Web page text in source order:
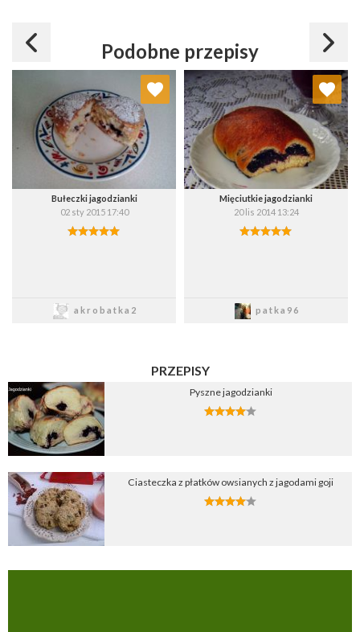
Podobne przepisy
Bułeczki jagodzianki
02 sty 2015 17:40
akrobatka2
Dodaj do ulubionych
Wybierz listę:
Mięciutkie jagodzianki
20 lis 2014 13:24
patka96
Dodaj do ulubionych
Wybierz listę:
Zapisz
PRZEPISY
Pyszne jagodzianki
Ciasteczka z płatków owsianych z jagodami goji